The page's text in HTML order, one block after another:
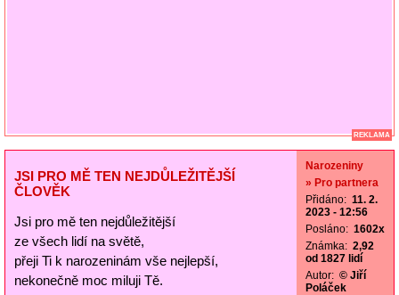
REKLAMA
JSI PRO MĚ TEN NEJDŮLEŽITĚJŠÍ
ČLOVĚK
Jsi pro mě ten nejdůležitější
ze všech lidí na světě,
přeji Ti k narozeninám vše nejlepší,
nekonečně moc miluji Tě.
Narozeniny
» Pro partnera
Přidáno: 11. 2.
2023 - 12:56
Posláno: 1602x
Známka: 2,92
od 1827 lidí
Autor: © Jiří
Poláček